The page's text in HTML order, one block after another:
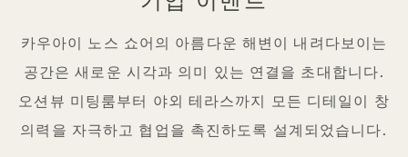
카우아이 노스 쇼어의 아름다운 해변이 내려다보이는
공간은 새로운 시각과 의미 있는 연결을 초대합니다.
오션뷰 미팅룸부터 야외 테라스까지 모든 디테일이 창
의력을 자극하고 협업을 촉진하도록 설계되었습니다.